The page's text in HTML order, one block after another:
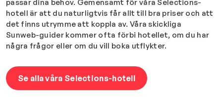
passar dina behov. Gemensamt för våra Selections-
hotell är att du naturligtvis får allt till bra priser och att
det finns utrymme att koppla av. Våra skickliga
Sunweb-guider kommer ofta förbi hotellet, om du har
några frågor eller om du vill boka utflykter.
Se alla våra Selections-hotell